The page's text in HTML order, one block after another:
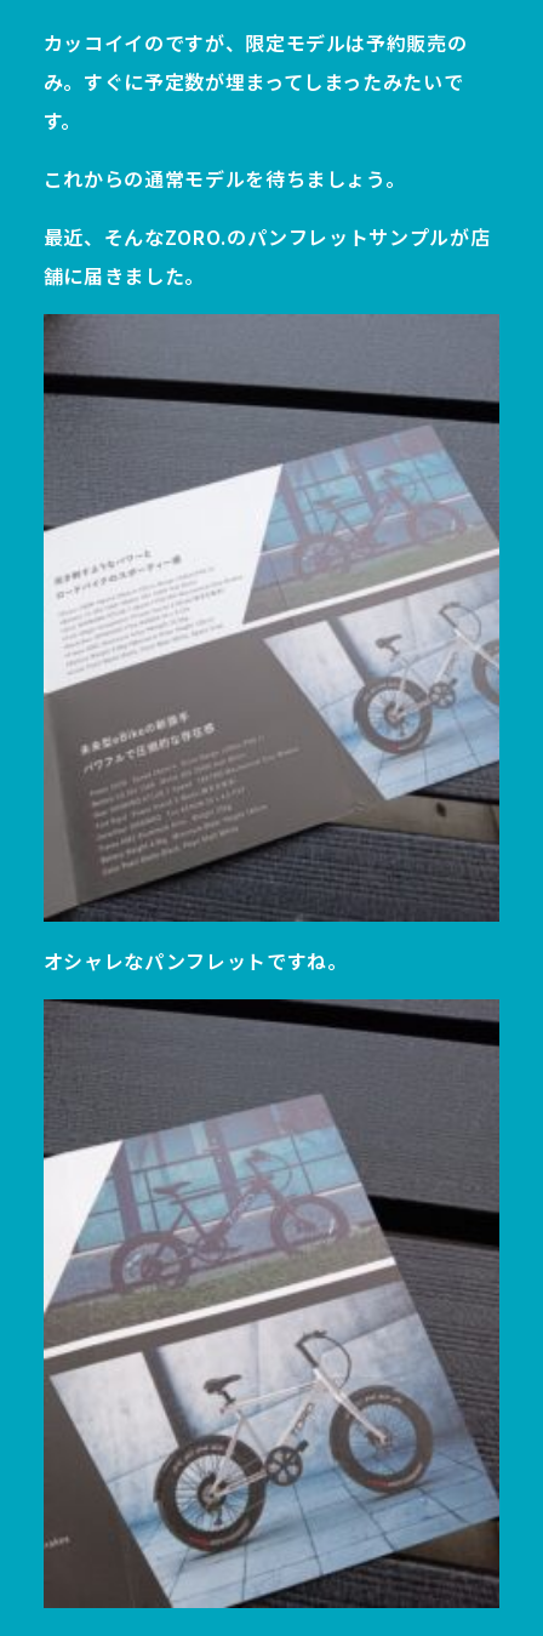
カッコイイのですが、限定モデルは予約販売の
み。すぐに予定数が埋まってしまったみたいで
す。
これからの通常モデルを待ちましょう。
最近、そんなZORO.のパンフレットサンプルが店
舗に届きました。
オシャレなパンフレットですね。